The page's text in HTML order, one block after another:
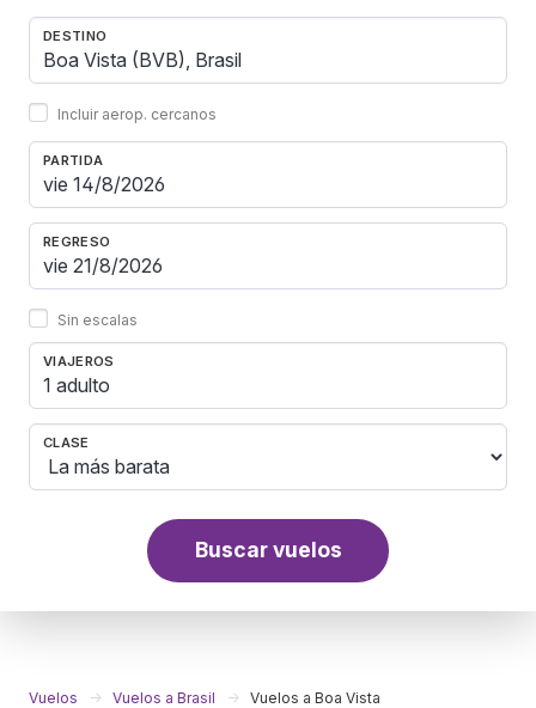
DESTINO
Incluir aerop. cercanos
PARTIDA
REGRESO
Sin escalas
VIAJEROS
1 adulto
CLASE
Buscar vuelos
Vuelos Vuelos a Brasil Vuelos a Boa Vista